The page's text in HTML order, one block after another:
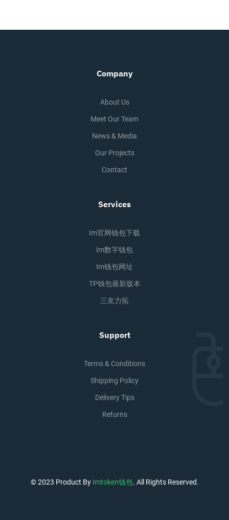
Company
About Us
Meet Our Team
News & Media
Our Projects
Contact
Services
Im官网钱包下载
Im数字钱包
Im钱包网址
TP钱包最新版本
三友力拓
Support
Terms & Conditions
Shipping Policy
Delivery Tips
Returns
© 2023 Product By Imtoken钱包. All Rights Reserved.